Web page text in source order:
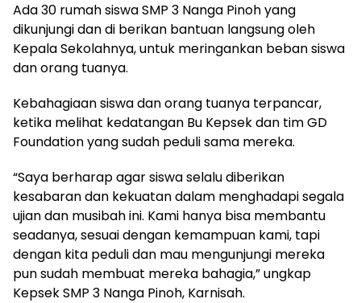
Ada 30 rumah siswa SMP 3 Nanga Pinoh yang
dikunjungi dan di berikan bantuan langsung oleh
Kepala Sekolahnya, untuk meringankan beban siswa
dan orang tuanya.
Kebahagiaan siswa dan orang tuanya terpancar,
ketika melihat kedatangan Bu Kepsek dan tim GD
Foundation yang sudah peduli sama mereka.
“Saya berharap agar siswa selalu diberikan
kesabaran dan kekuatan dalam menghadapi segala
ujian dan musibah ini. Kami hanya bisa membantu
seadanya, sesuai dengan kemampuan kami, tapi
dengan kita peduli dan mau mengunjungi mereka
pun sudah membuat mereka bahagia,” ungkap
Kepsek SMP 3 Nanga Pinoh, Karnisah.